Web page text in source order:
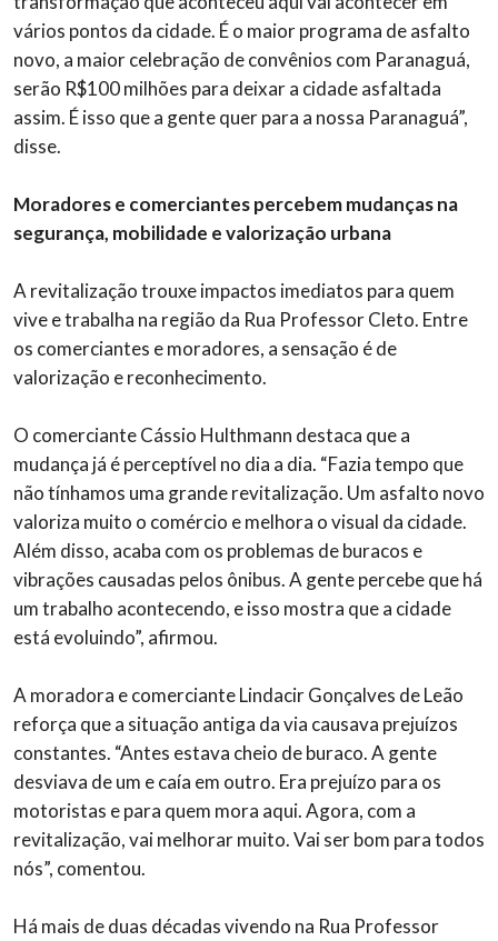
vários pontos da cidade. É o maior programa de asfalto
novo, a maior celebração de convênios com Paranaguá,
serão R$100 milhões para deixar a cidade asfaltada
assim. É isso que a gente quer para a nossa Paranaguá”,
disse.
Moradores e comerciantes percebem mudanças na
segurança, mobilidade e valorização urbana
A revitalização trouxe impactos imediatos para quem
vive e trabalha na região da Rua Professor Cleto. Entre
os comerciantes e moradores, a sensação é de
valorização e reconhecimento.
O comerciante Cássio Hulthmann destaca que a
mudança já é perceptível no dia a dia. “Fazia tempo que
não tínhamos uma grande revitalização. Um asfalto novo
valoriza muito o comércio e melhora o visual da cidade.
Além disso, acaba com os problemas de buracos e
vibrações causadas pelos ônibus. A gente percebe que há
um trabalho acontecendo, e isso mostra que a cidade
está evoluindo”, afirmou.
A moradora e comerciante Lindacir Gonçalves de Leão
reforça que a situação antiga da via causava prejuízos
constantes. “Antes estava cheio de buraco. A gente
desviava de um e caía em outro. Era prejuízo para os
motoristas e para quem mora aqui. Agora, com a
revitalização, vai melhorar muito. Vai ser bom para todos
nós”, comentou.
Há mais de duas décadas vivendo na Rua Professor